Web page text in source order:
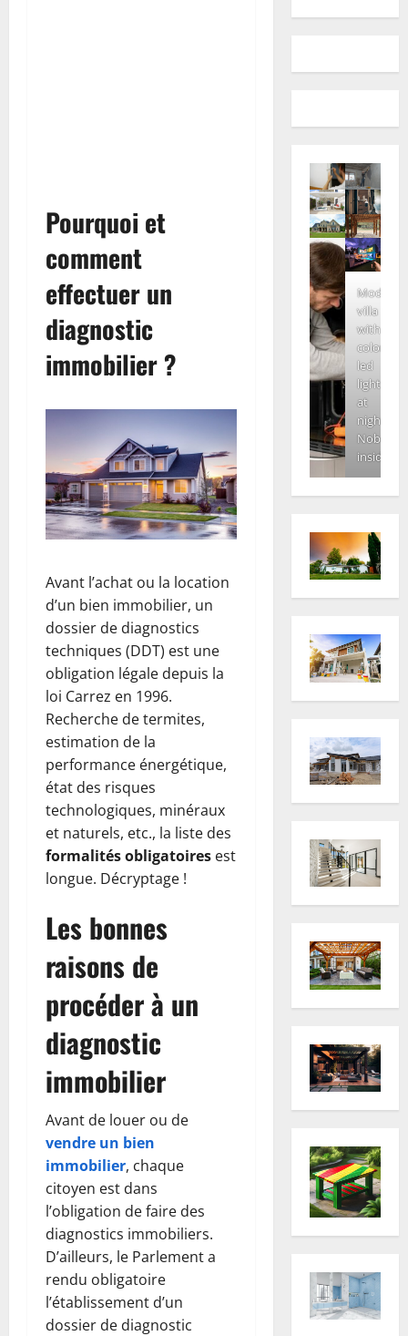
Pourquoi et
comment
effectuer un
diagnostic
immobilier ?
Avant l’achat ou la location
d’un bien immobilier, un
dossier de diagnostics
techniques (DDT) est une
obligation légale depuis la
loi Carrez en 1996.
Recherche de termites,
estimation de la
performance énergétique,
état des risques
technologiques, minéraux
et naturels, etc., la liste des
formalités obligatoires est
longue. Décryptage !
Les bonnes
raisons de
procéder à un
diagnostic
immobilier
Avant de louer ou de
vendre un bien
immobilier, chaque
citoyen est dans
l’obligation de faire des
diagnostics immobiliers.
D’ailleurs, le Parlement a
rendu obligatoire
l’établissement d’un
dossier de diagnostic
Modern
villa
with
colored
led
lights
at
night.
Nobody
inside